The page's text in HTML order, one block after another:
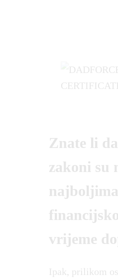
Znate li
zakoni su
vrijeme
Ipak, prilikom